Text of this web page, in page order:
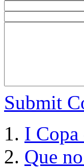
Submit
I Copa
Que